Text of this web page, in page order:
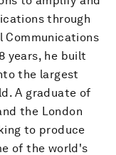
through
Communications
years, he built
the largest
A graduate of
the London
to produce
of the world's